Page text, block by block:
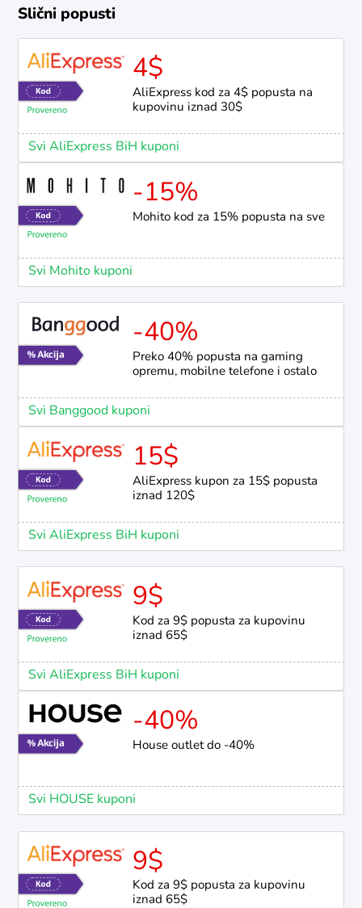
Slični popusti
4$
AliExpress kod za 4$ popusta na
kupovinu iznad 30$
Svi AliExpress BiH kuponi
-15%
Mohito kod za 15% popusta na sve
Svi Mohito kuponi
-40%
Preko 40% popusta na gaming
opremu, mobilne telefone i ostalo
Svi Banggood kuponi
15$
AliExpress kupon za 15$ popusta
iznad 120$
Svi AliExpress BiH kuponi
9$
Kod za 9$ popusta za kupovinu
iznad 65$
Svi AliExpress BiH kuponi
-40%
House outlet do -40%
Svi HOUSE kuponi
9$
Kod za 9$ popusta za kupovinu
iznad 65$